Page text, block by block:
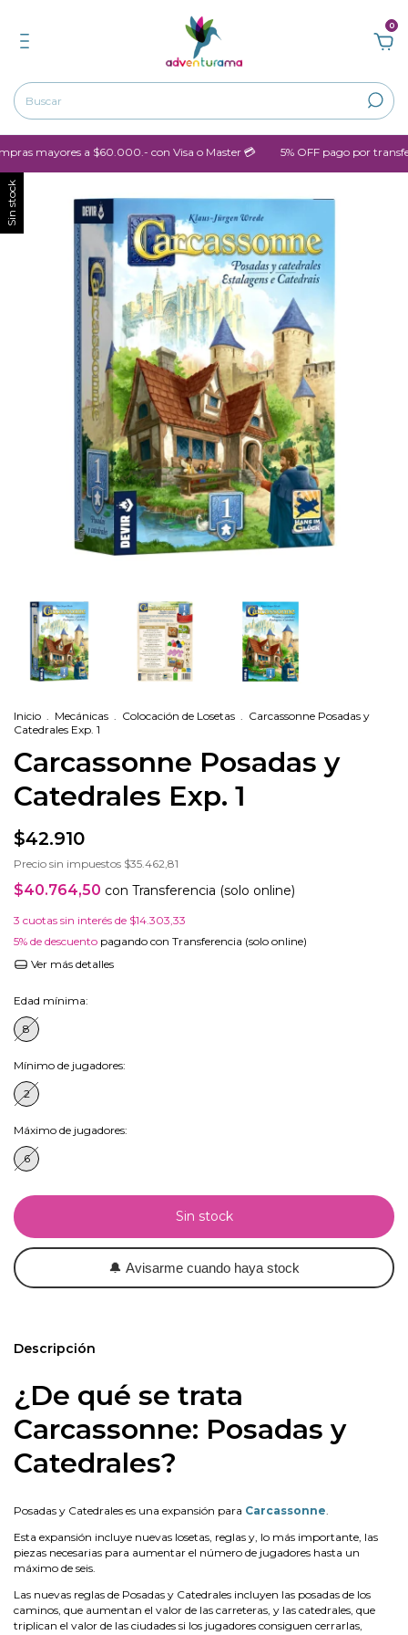
0
mayores a $60.000.- con Visa o Master 💳 5% OFF pago por
Sin stock
Inicio . Mecánicas . Colocación de Losetas . Carcassonne Posadas y
Catedrales Exp. 1
Carcassonne Posadas y
Catedrales Exp. 1
$42.910
Precio sin impuestos $35.462,81
$40.764,50 con Transferencia (solo online)
3 cuotas sin interés de $14.303,33
5% de descuento pagando con Transferencia (solo online)
Ver más detalles
Edad mínima:
8
Mínimo de jugadores:
2
Máximo de jugadores:
6
🔔 Avisarme cuando haya stock
Descripción
¿De qué se trata
Carcassonne: Posadas y
Catedrales?
Posadas y Catedrales es una expansión para Carcassonne
Esta expansión incluye nuevas losetas, reglas y, lo más importante, las
piezas necesarias para aumentar el número de jugadores hasta un
máximo de seis.
Las nuevas reglas de Posadas y Catedrales incluyen las posadas de los
caminos, que aumentan el valor de las carreteras, y las catedrales, que
triplican el valor de las ciudades si los jugadores consiguen cerrarlas,